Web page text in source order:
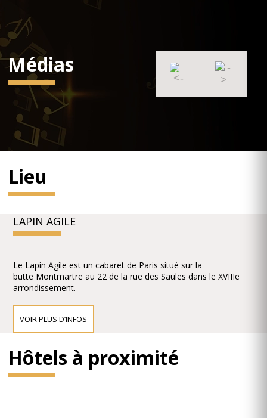
Médias
Lieu
LAPIN AGILE
Le Lapin Agile est un cabaret de Paris situé sur la
butte Montmartre au 22 de la rue des Saules dans le XVIIIe
arrondissement.
VOIR PLUS D’INFOS
Hôtels à proximité